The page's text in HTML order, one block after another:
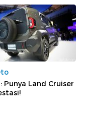
Punya Land Cruiser